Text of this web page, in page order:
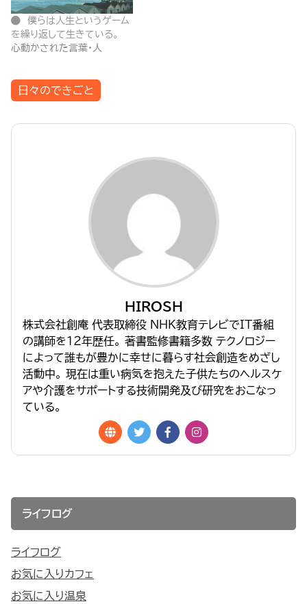
僕らは人生というゲーム
を繰り返して生きている。
心動かされた言葉・人
日々のできごと
HIROSH
株式会社創庵 代表取締役 NHK教育テレビでIT番組
の講師を１２年歴任。 著書監修書籍多数 テクノロジー
によって誰もが豊かに幸せに暮らす社会創造をめざし
活動中。 現在は重い病気を抱えた子供たちのヘルスケ
アや介護をサポートする技術開発及び研究をおこなっ
ている。
ライフログ
ライフログ
お気に入りカフェ
お気に入り温泉